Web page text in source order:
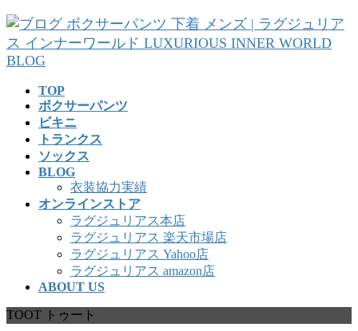
コ
ン
テ
ン
ナ
ビ
ゲ
ー
TOP
ボクサーパンツ
ビキニ
トランクス
ソックス
BLOG
衣装協力実績
オンラインストア
ラグジュリアス本店
ラグジュリアス 楽天市場店
ラグジュリアス Yahoo店
ラグジュリアス amazon店
ABOUT US
TOOT トゥート